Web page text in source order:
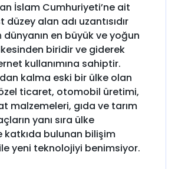
İslam Cumhuriyeti’ne ait
alan adı uzantısıdır
dünyanın en büyük ve yoğun
biridir ve giderek
kullanımına sahiptir.
kalma eski bir ülke olan
ticaret, otomobil üretimi,
malzemeleri, gıda ve tarım
yanı sıra ülke
katkıda bulunan bilişim
yeni teknolojiyi benimsiyor.